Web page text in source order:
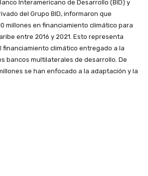
Interamericano de Desarrollo (BID) y
del Grupo BID, informaron que
millones en financiamiento climático para
entre 2016 y 2021. Esto representa
financiamiento climático entregado a la
bancos multilaterales de desarrollo. De
se han enfocado a la adaptación y la